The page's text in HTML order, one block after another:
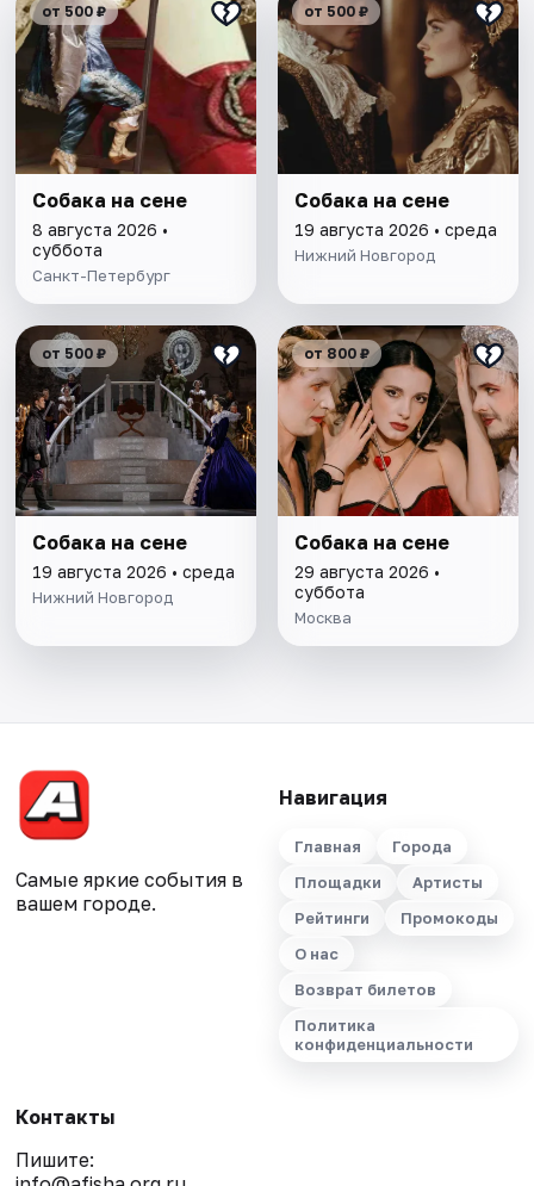
от 500 ₽
Собака на сене
8 августа 2026 •
суббота
Санкт-Петербург
от 500 ₽
Собака на сене
19 августа 2026 • среда
Нижний Новгород
от 500 ₽
Собака на сене
19 августа 2026 • среда
Нижний Новгород
от 800 ₽
Собака на сене
29 августа 2026 •
суббота
Москва
Самые яркие события в
вашем городе.
Навигация
Главная
Города
Площадки
Артисты
Рейтинги
Промокоды
О нас
Возврат билетов
Политика
конфиденциальности
Контакты
Пишите: